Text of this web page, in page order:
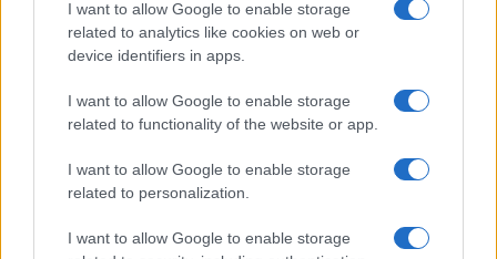
I want to allow Google to enable storage
related to analytics like cookies on web or
device identifiers in apps.
I want to allow Google to enable storage
related to functionality of the website or app.
I want to allow Google to enable storage
related to personalization.
I want to allow Google to enable storage
Sigue leyendo
CONSEJOS DE COCINA